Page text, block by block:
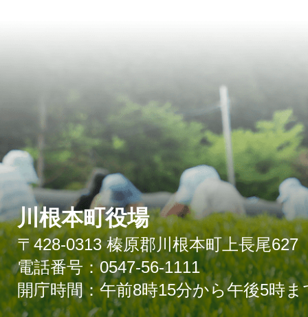
川根本町役場
〒428-0313 榛原郡川根本町上長尾627
電話番号：0547-56-1111
開庁時間：午前8時15分から午後5時ま